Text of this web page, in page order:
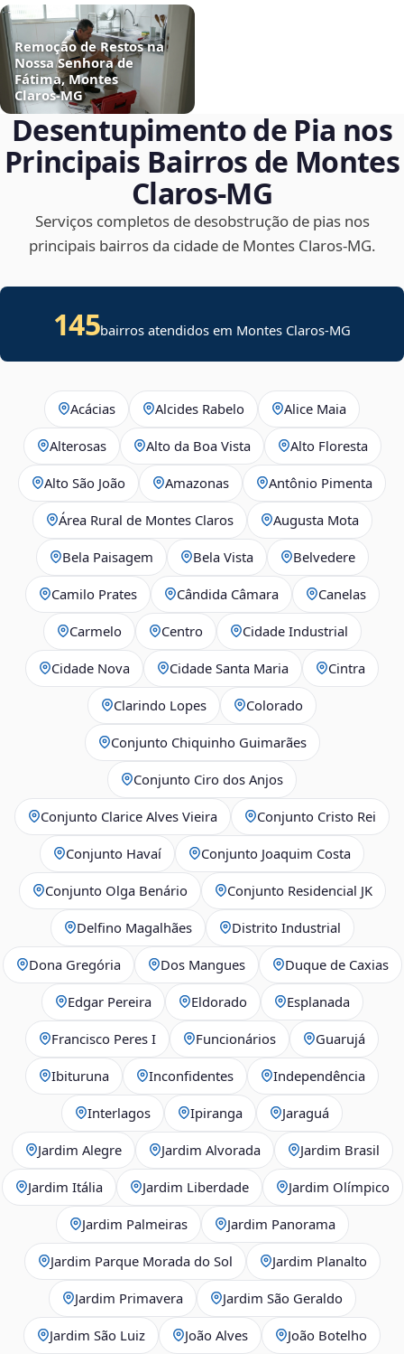
Remoção de Restos na
Nossa Senhora de
Fátima, Montes
Claros‑MG
Desentupimento de Pia nos
Principais Bairros de Montes
Claros‑MG
Serviços completos de desobstrução de pias nos
principais bairros da cidade de Montes Claros‑MG.
145bairros atendidos em Montes Claros-MG
Acácias Alcides Rabelo Alice Maia
Alterosas Alto da Boa Vista Alto Floresta
Alto São João Amazonas Antônio Pimenta
Área Rural de Montes Claros Augusta Mota
Bela Paisagem Bela Vista Belvedere
Camilo Prates Cândida Câmara Canelas
Carmelo Centro Cidade Industrial
Cidade Nova Cidade Santa Maria Cintra
Clarindo Lopes Colorado
Conjunto Chiquinho Guimarães
Conjunto Ciro dos Anjos
Conjunto Clarice Alves Vieira Conjunto Cristo Rei
Conjunto Havaí Conjunto Joaquim Costa
Conjunto Olga Benário Conjunto Residencial JK
Delfino Magalhães Distrito Industrial
Dona Gregória Dos Mangues Duque de Caxias
Edgar Pereira Eldorado Esplanada
Francisco Peres I Funcionários Guarujá
Ibituruna Inconfidentes Independência
Interlagos Ipiranga Jaraguá
Jardim Alegre Jardim Alvorada Jardim Brasil
Jardim Itália Jardim Liberdade Jardim Olímpico
Jardim Palmeiras Jardim Panorama
Jardim Parque Morada do Sol Jardim Planalto
Jardim Primavera Jardim São Geraldo
Jardim São Luiz João Alves João Botelho